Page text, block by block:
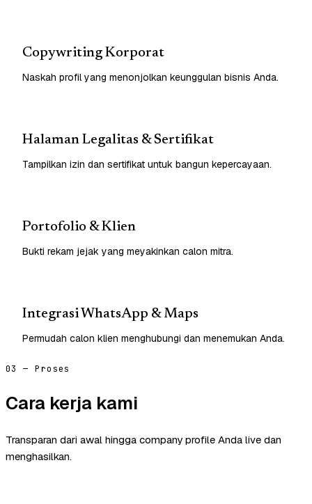
Copywriting Korporat
Naskah profil yang menonjolkan keunggulan bisnis Anda.
Halaman Legalitas & Sertifikat
Tampilkan izin dan sertifikat untuk bangun kepercayaan.
Portofolio & Klien
Bukti rekam jejak yang meyakinkan calon mitra.
Integrasi WhatsApp & Maps
Permudah calon klien menghubungi dan menemukan Anda.
03 — Proses
Cara kerja kami
Transparan dari awal hingga company profile Anda live dan
menghasilkan.